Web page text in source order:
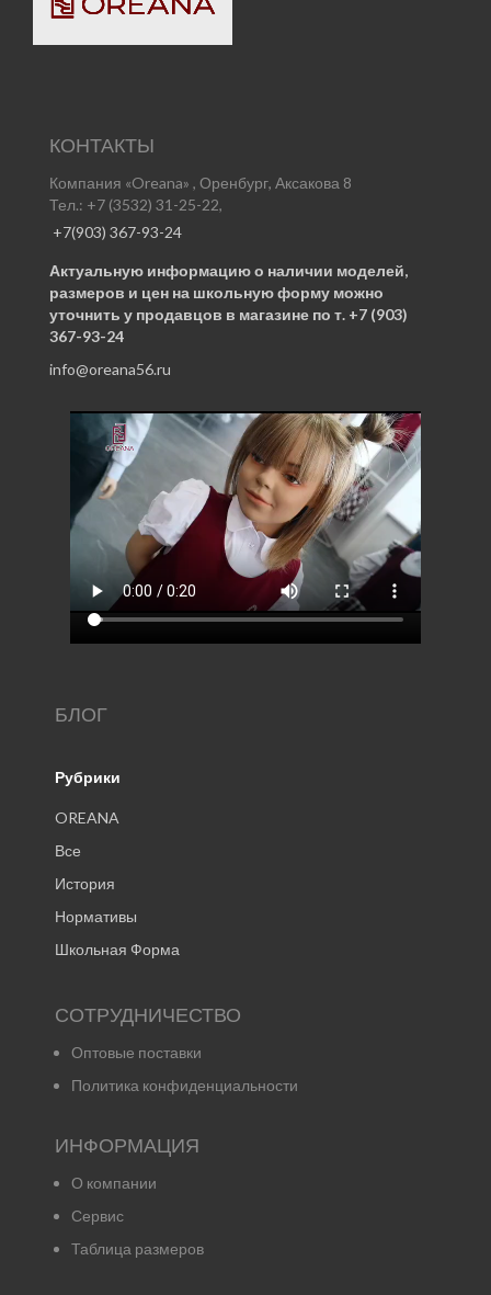
КОНТАКТЫ
Компания «Oreana» , Оренбург, Аксакова 8
Тел.: +7 (3532) 31-25-22,
+7(903) 367-93-24
Актуальную информацию о наличии моделей,
размеров и цен на школьную форму можно
уточнить у продавцов в магазине по т. +7 (903)
367-93-24
info@oreana56.ru
БЛОГ
Рубрики
OREANA
Все
История
Нормативы
Школьная Форма
СОТРУДНИЧЕСТВО
Оптовые поставки
Политика конфиденциальности
ИНФОРМАЦИЯ
О компании
Сервис
Таблица размеров